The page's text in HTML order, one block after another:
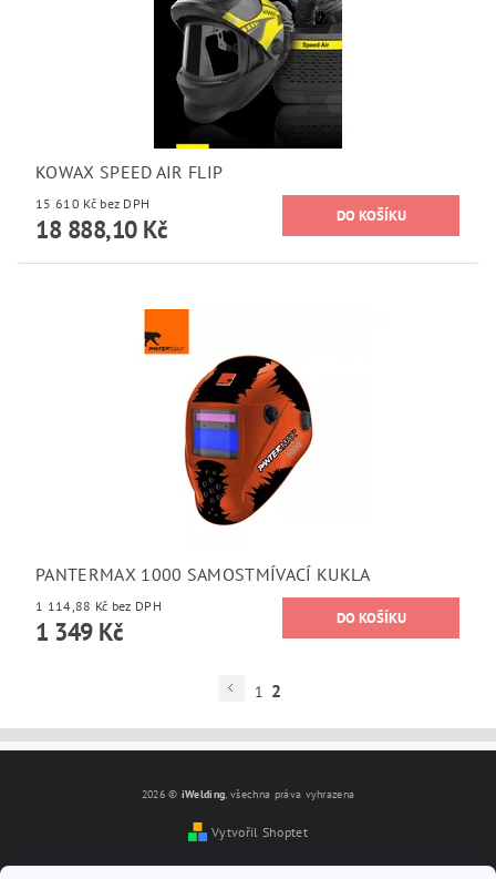
KOWAX SPEED AIR FLIP
15 610 Kč bez DPH
18 888,10 Kč
PANTERMAX 1000 SAMOSTMÍVACÍ KUKLA
1 114,88 Kč bez DPH
1 349 Kč
1 2
2026 © iWelding, všechna práva vyhrazena
Vytvořil Shoptet